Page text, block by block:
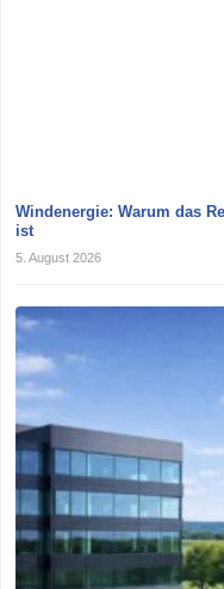
Windenergie: Warum das
ist
5. August 2026